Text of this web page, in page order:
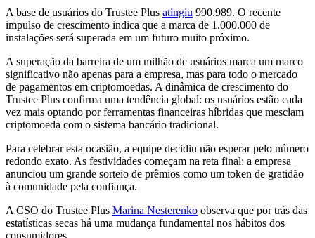
A base de usuários do Trustee Plus atingiu 990.989. O recente
impulso de crescimento indica que a marca de 1.000.000 de
instalações será superada em um futuro muito próximo.
A superação da barreira de um milhão de usuários marca um marco
significativo não apenas para a empresa, mas para todo o mercado
de pagamentos em criptomoedas. A dinâmica de crescimento do
Trustee Plus confirma uma tendência global: os usuários estão cada
vez mais optando por ferramentas financeiras híbridas que mesclam
criptomoeda com o sistema bancário tradicional.
Para celebrar esta ocasião, a equipe decidiu não esperar pelo número
redondo exato. As festividades começam na reta final: a empresa
anunciou um grande sorteio de prêmios como um token de gratidão
à comunidade pela confiança.
A CSO do Trustee Plus Marina Nesterenko observa que por trás das
estatísticas secas há uma mudança fundamental nos hábitos dos